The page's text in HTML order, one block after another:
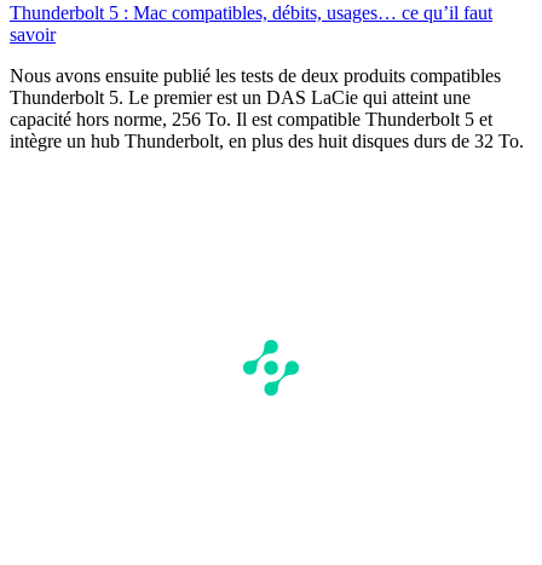
Thunderbolt 5 : Mac compatibles, débits, usages… ce qu’il faut
savoir
Nous avons ensuite publié les tests de deux produits compatibles
Thunderbolt 5. Le premier est un DAS LaCie qui atteint une
capacité hors norme, 256 To. Il est compatible Thunderbolt 5 et
intègre un hub Thunderbolt, en plus des huit disques durs de 32 To.